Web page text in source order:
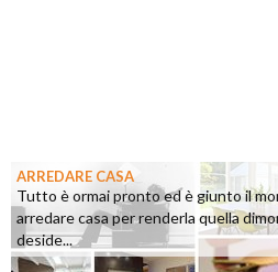
ARREDARE CASA
Tutto è ormai pronto ed è giunto il
arredare casa per renderla quella
deside...